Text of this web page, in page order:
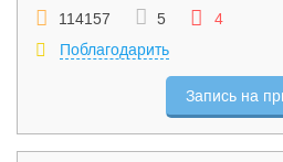
114157 5
4
Поблагодарить
Запись на